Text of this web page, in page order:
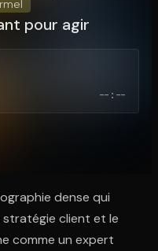
pour agir
--:--
dense qui
stratégie client et le
comme un expert